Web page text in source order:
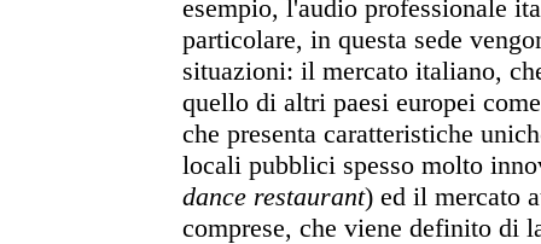
esempio, l'audio professionale
particolare, in questa sede
situazioni: il mercato italiano,
quello di altri paesi europei
che presenta caratteristiche
locali pubblici spesso molto
dance restaurant) ed il mercato
comprese, che viene definito di